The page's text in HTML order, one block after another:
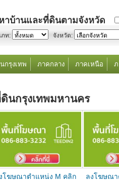
าบ้านและที่ดินตามจังหวัด
ภท: จังหวัด:
กรุงเทพ ภาคกลาง ภาคเหนือ
นกรุงเทพมหานคร
โฆษณาตำแหน่ง M คลิก
ลงโฆษณา